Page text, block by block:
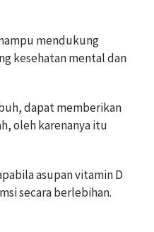
mendukung
kesehatan mental dan
dapat memberikan
oleh karenanya itu
asupan vitamin D
secara berlebihan.